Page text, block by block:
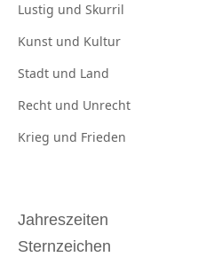
Lustig und Skurril
Kunst und Kultur
Stadt und Land
Recht und Unrecht
Krieg und Frieden
Jahreszeiten
Sternzeichen